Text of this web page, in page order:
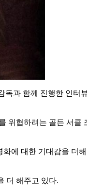
과 함께 진행한 인터
위협하려는 골든 서클
에 대한 기대감을 더
더 해주고 있다.